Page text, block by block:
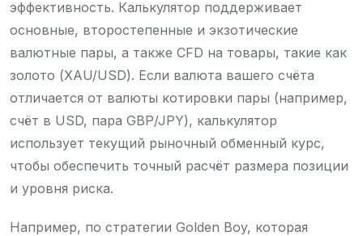
эффективность. Калькулятор поддерживает
основные, второстепенные и экзотические
валютные пары, а также CFD на товары, такие как
золото (XAU/USD). Если валюта вашего счёта
отличается от валюты котировки пары (например,
счёт в USD, пара GBP/JPY), калькулятор
использует текущий рыночный обменный курс,
чтобы обеспечить точный расчёт размера позиции
и уровня риска.
Например, по стратегии Golden Boy, которая